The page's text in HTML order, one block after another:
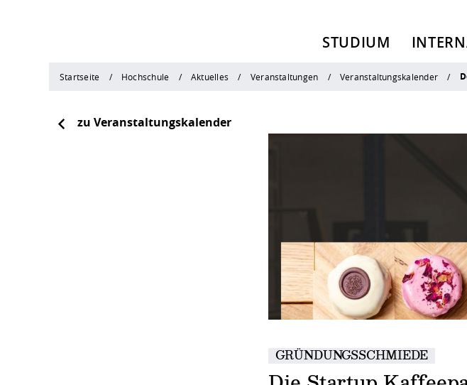
STUDIUM
Startseite Hochschule Aktuelles Veranstaltungen Veranstaltungskalender
zu Veranstaltungskalender
GRÜNDUNGSSCHMIEDE